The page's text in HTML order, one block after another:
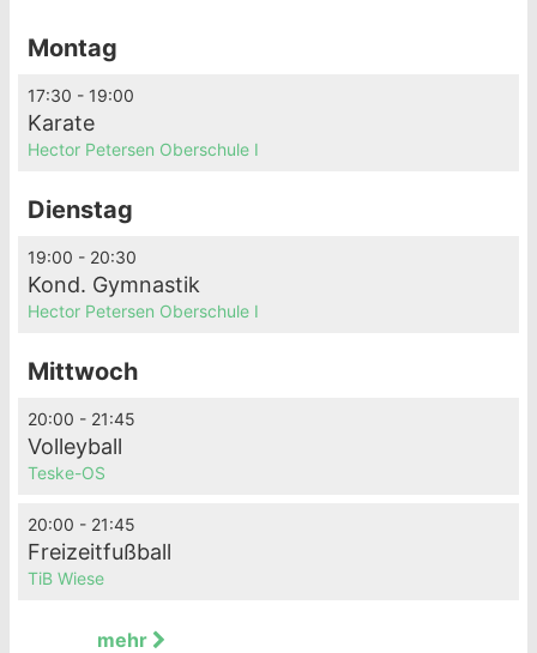
Montag
17:30 - 19:00
Karate
Hector Petersen Oberschule I
Dienstag
19:00 - 20:30
Kond. Gymnastik
Hector Petersen Oberschule I
Mittwoch
20:00 - 21:45
Volleyball
Teske-OS
20:00 - 21:45
Freizeitfußball
TiB Wiese
mehr